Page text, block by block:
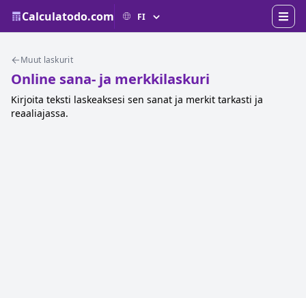
Calculatodo.com
Muut laskurit
Online sana- ja merkkilaskuri
Kirjoita teksti laskeaksesi sen sanat ja merkit tarkasti ja
reaaliajassa.